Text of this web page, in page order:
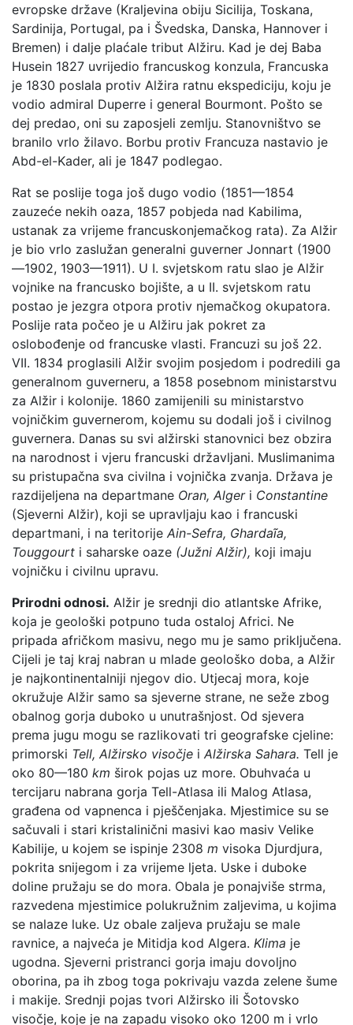
evropske države (Kraljevina obiju Sicilija, Toskana,
Sardinija, Portugal, pa i Švedska, Danska, Hannover i
Bremen) i dalje plaćale tribut Alžiru. Kad je dej Baba
Husein 1827 uvrijedio francuskog konzula, Francuska
je 1830 poslala protiv Alžira ratnu ekspediciju, koju je
vodio admiral Duperre i general Bourmont. Pošto se
dej predao, oni su zaposjeli zemlju. Stanovništvo se
branilo vrlo žilavo. Borbu protiv Francuza nastavio je
Abd-el-Kader, ali je 1847 podlegao.
Rat se poslije toga još dugo vodio (1851—1854
zauzeće nekih oaza, 1857 pobjeda nad Kabilima,
ustanak za vrijeme francuskonjemačkog rata). Za Alžir
je bio vrlo zaslužan generalni guverner Jonnart (1900
—1902, 1903—1911). U I. svjetskom ratu slao je Alžir
vojnike na francusko bojište, a u II. svjetskom ratu
postao je jezgra otpora protiv njemačkog okupatora.
Poslije rata počeo je u Alžiru jak pokret za
oslobođenje od francuske vlasti. Francuzi su još 22.
VII. 1834 proglasili Alžir svojim posjedom i podredili ga
generalnom guverneru, a 1858 posebnom ministarstvu
za Alžir i kolonije. 1860 zamijenili su ministarstvo
vojničkim guvernerom, kojemu su dodali još i civilnog
guvernera. Danas su svi alžirski stanovnici bez obzira
na narodnost i vjeru francuski državljani. Muslimanima
su pristupačna sva civilna i vojnička zvanja. Država je
razdijeljena na departmane Oran, Algeri Constantine
(Sjeverni Alžir), koji se upravljaju kao i francuski
departmani, i na teritorije Ain-Sefra, Ghardaĩa,
Touggourt i saharske oaze (Južni Alžir), koji imaju
vojničku i civilnu upravu.
Prirodni odnosi. Alžir je srednji dio atlantske Afrike,
koja je geološki potpuno tuda ostaloj Africi. Ne
pripada afričkom masivu, nego mu je samo priključena.
Cijeli je taj kraj nabran u mlade geološko doba, a Alžir
je najkontinentalniji njegov dio. Utjecaj mora, koje
okružuje Alžir samo sa sjeverne strane, ne seže zbog
obalnog gorja duboko u unutrašnjost. Od sjevera
prema jugu mogu se razlikovati tri geografske cjeline:
primorski Tell, Alžirsko visočje i Alžirska Sahara. Tell je
oko 80—180 km širok pojas uz more. Obuhvaća u
tercijaru nabrana gorja Tell-Atlasa ili Malog Atlasa,
građena od vapnenca i pješčenjaka. Mjestimice su se
sačuvali i stari kristalinični masivi kao masiv Velike
Kabilije, u kojem se ispinje 2308 m visoka Djurdjura,
pokrita snijegom i za vrijeme ljeta. Uske i duboke
doline pružaju se do mora. Obala je ponajviše strma,
razvedena mjestimice polukružnim zaljevima, u kojima
se nalaze luke. Uz obale zaljeva pružaju se male
ravnice, a najveća je Mitidja kod Algera. Klima je
ugodna. Sjeverni pristranci gorja imaju dovoljno
oborina, pa ih zbog toga pokrivaju vazda zelene šume
i makije. Srednji pojas tvori Alžirsko ili Šotovsko
visočje, koje je na zapadu visoko oko 1200 m i vrlo